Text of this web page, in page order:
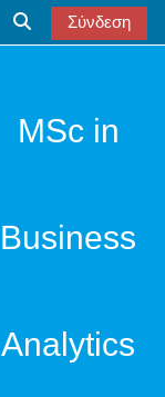
Εναλλαγή
Σύνδεση
MSc in
Business
Analytics